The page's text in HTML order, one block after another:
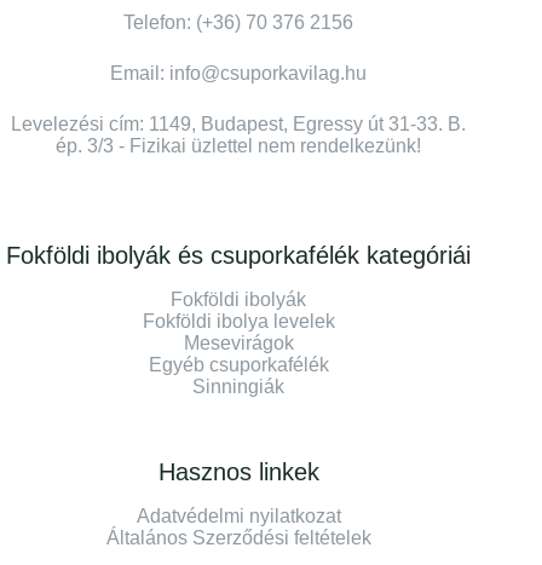
Telefon: (+36) 70 376 2156
Email: info@csuporkavilag.hu
Levelezési cím: 1149, Budapest, Egressy út 31-33. B.
ép. 3/3 - Fizikai üzlettel nem rendelkezünk!
Fokföldi ibolyák és csuporkafélék kategóriái
Fokföldi ibolyák
Fokföldi ibolya levelek
Mesevirágok
Egyéb csuporkafélék
Sinningiák
Hasznos linkek
Adatvédelmi nyilatkozat
Általános Szerződési feltételek